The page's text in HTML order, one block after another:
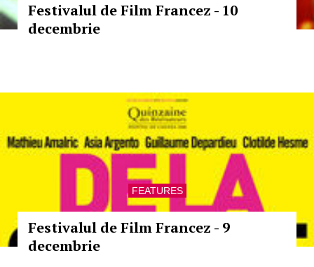
Festivalul de Film Francez - 10
decembrie
FEATURES
Festivalul de Film Francez - 9
decembrie